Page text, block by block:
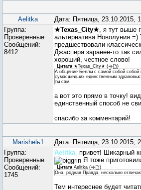
Aelitka Дата: Пятница, 23.10.2015,
Группа:
Проверенные
Сообщений:
8412
★Texas_City★, я тут выше
альтернатива Новолуния
предшествовали
Джаспера заранее-то так
хороший, честное слово!
Цитата ★Texas_City★ (
)
А общение Беллы с самой собой собой
сумасшедших единственным
ты сам.
а вот это прямо в точку!
единственный способ не
спасибо за комментарий!
Marishelь1 Дата: Пятница, 23.10.2015,
Группа:
Проверенные
Сообщений:
1745
Aelitka, привет! Шикарный
Я тоже
Цитата Aelitka (
)
Она, родная Правда, несколько
Тем интереснее будет